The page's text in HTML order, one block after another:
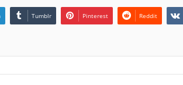
Tumblr Pinterest Reddit